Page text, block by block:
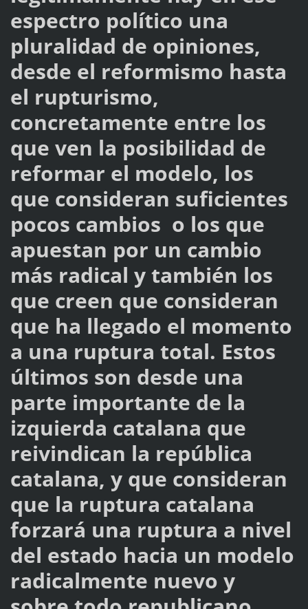
espectro político una
pluralidad de opiniones,
desde el reformismo hasta
el rupturismo,
concretamente entre los
que ven la posibilidad de
reformar el modelo, los
que consideran suficientes
pocos cambios o los que
apuestan por un cambio
más radical y también los
que creen que consideran
que ha llegado el momento
a una ruptura total. Estos
últimos son desde una
parte importante de la
izquierda catalana que
reivindican la república
catalana, y que consideran
que la ruptura catalana
forzará una ruptura a nivel
del estado hacia un modelo
radicalmente nuevo y